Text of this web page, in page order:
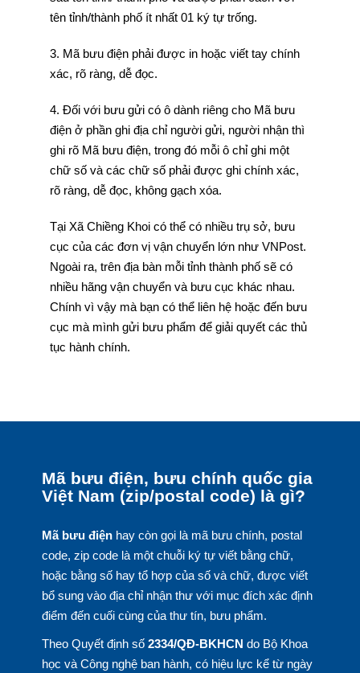
tên tỉnh/thành phố ít nhất 01 ký tự trống.
3. Mã bưu điện phải được in hoặc viết tay chính
xác, rõ ràng, dễ đọc.
4. Đối với bưu gửi có ô dành riêng cho Mã bưu
điện ở phần ghi địa chỉ người gửi, người nhận thì
ghi rõ Mã bưu điện, trong đó mỗi ô chỉ ghi một
chữ số và các chữ số phải được ghi chính xác,
rõ ràng, dễ đọc, không gạch xóa.
Tại Xã Chiềng Khoi có thể có nhiều trụ sở, bưu
cục của các đơn vị vận chuyển lớn như VNPost.
Ngoài ra, trên địa bàn mỗi tỉnh thành phố sẽ có
nhiều hãng vận chuyển và bưu cục khác nhau.
Chính vì vậy mà bạn có thể liên hệ hoặc đến bưu
cục mà mình gửi bưu phẩm để giải quyết các thủ
tục hành chính.
Mã bưu điện, bưu chính quốc gia
Việt Nam (zip/postal code) là gì?
Mã bưu điệnhay còn gọi là mã bưu chính, postal
code, zip code là một chuỗi ký tự viết bằng chữ,
hoặc bằng số hay tổ hợp của số và chữ, được viết
bổ sung vào địa chỉ nhận thư với mục đích xác định
điểm đến cuối cùng của thư tín, bưu phẩm.
Theo Quyết định số 2334/QĐ-BKHCN do Bộ Khoa
học và Công nghệ ban hành, có hiệu lực kể từ ngày